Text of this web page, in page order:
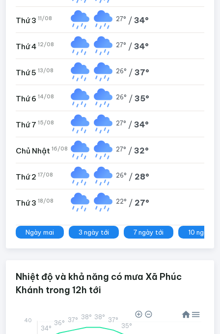
Thứ 3 11/08 27° / 34°
Thứ 4 12/08 27° / 34°
Thứ 5 13/08 26° / 37°
Thứ 6 14/08 26° / 35°
Thứ 7 15/08 27° / 34°
Chủ Nhật 16/08 27° / 32°
Thứ 2 17/08 26° / 28°
Thứ 3 18/08 22° / 27°
Ngày mai 3 ngày tới 7 ngày tới 10 ngày
Nhiệt độ và khả năng có mưa Xã Phúc
Khánh trong 12h tới
34°
36° 37° 38° 38° 37°
35°
40